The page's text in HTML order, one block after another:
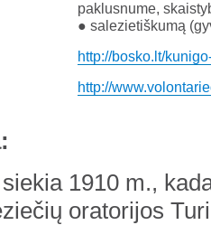
paklusnume,
● salezietiškumą
http://bosko.lt/
http://
1910 m.,
oratorijos